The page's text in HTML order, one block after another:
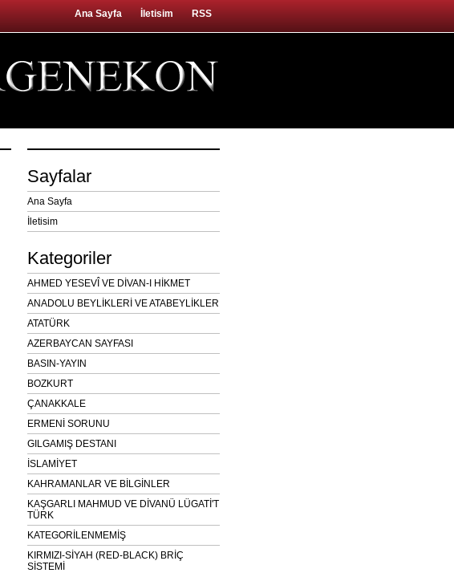
Ana Sayfa İletisim RSS
Sayfalar
Ana Sayfa
İletisim
Kategoriler
AHMED YESEVÎ VE DİVAN-I HİKMET
ANADOLU BEYLİKLERİ VE ATABEYLİKLER
ATATÜRK
AZERBAYCAN SAYFASI
BASIN-YAYIN
BOZKURT
ÇANAKKALE
ERMENİ SORUNU
GILGAMIŞ DESTANI
İSLAMİYET
KAHRAMANLAR VE BİLGİNLER
KAŞGARLI MAHMUD VE DİVANÜ LÜGATİ'T
TÜRK
KATEGORİLENMEMİŞ
KIRMIZI-SİYAH (RED-BLACK) BRİÇ
SİSTEMİ